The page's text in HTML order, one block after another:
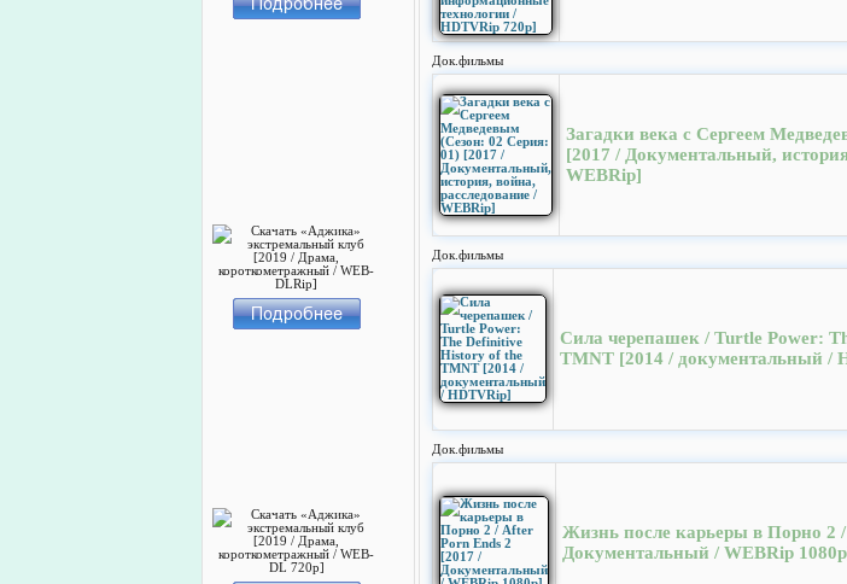
Док.фильмы
Загадки века с Сергеем
[2017 / Документальный,
WEBRip]
Док.фильмы
Сила черепашек / Turtle Power:
TMNT [2014 / документальный /
Док.фильмы
Жизнь после карьеры в Порно 2
Документальный / WEBRip